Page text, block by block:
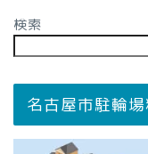
検索
名古屋市駐輪